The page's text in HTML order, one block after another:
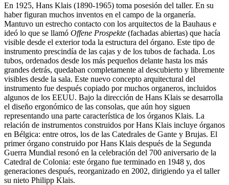
En 1925, Hans Klais (1890-1965) toma posesión del taller. En su
haber figuran muchos inventos en el campo de la organería.
Mantuvo un estrecho contacto con los arquitectos de la Bauhaus e
ideó lo que se llamó Offene Prospekte (fachadas abiertas) que hacía
visible desde el exterior toda la estructura del órgano. Este tipo de
instrumento prescindía de las cajas y de los tubos de fachada. Los
tubos, ordenados desde los más pequeños delante hasta los más
grandes detrás, quedaban completamente al descubierto y libremente
visibles desde la sala. Este nuevo concepto arquitectural del
instrumento fue después copiado por muchos organeros, incluidos
algunos de los EEUU. Bajo la dirección de Hans Klais se desarrolla
el diseño ergonómico de las consolas, que aún hoy siguen
representando una parte característica de los órganos Klais. La
relación de instrumentos construidos por Hans Klais incluye órganos
en Bélgica: entre otros, los de las Catedrales de Gante y Brujas. El
primer órgano construido por Hans Klais después de la Segunda
Guerra Mundial resonó en la celebración del 700 aniversario de la
Catedral de Colonia: este órgano fue terminado en 1948 y, dos
generaciones después, reorganizado en 2002, dirigiendo ya el taller
su nieto Philipp Klais.